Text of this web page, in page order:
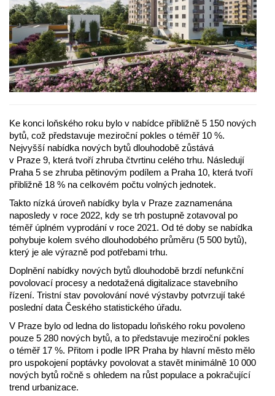
Ke konci loňského roku bylo v nabídce přibližně 5 150 nových
bytů, což představuje meziroční pokles o téměř 10 %.
Nejvyšší nabídka nových bytů dlouhodobě zůstává
v Praze 9, která tvoří zhruba čtvrtinu celého trhu. Následují
Praha 5 se zhruba pětinovým podílem a Praha 10, která tvoří
přibližně 18 % na celkovém počtu volných jednotek.
Takto nízká úroveň nabídky byla v Praze zaznamenána
naposledy v roce 2022, kdy se trh postupně zotavoval po
téměř úplném vyprodání v roce 2021. Od té doby se nabídka
pohybuje kolem svého dlouhodobého průměru (5 500 bytů),
který je ale výrazně pod potřebami trhu.
Doplnění nabídky nových bytů dlouhodobě brzdí nefunkční
povolovací procesy a nedotažená digitalizace stavebního
řízení. Tristní stav povolování nové výstavby potvrzují také
poslední data Českého statistického úřadu.
V Praze bylo od ledna do listopadu loňského roku povoleno
pouze 5 280 nových bytů, a to představuje meziroční pokles
o téměř 17 %. Přitom i podle IPR Praha by hlavní město mělo
pro uspokojení poptávky povolovat a stavět minimálně 10 000
nových bytů ročně s ohledem na růst populace a pokračující
trend urbanizace.